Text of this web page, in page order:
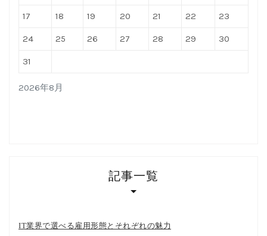
2026年8月
17 18 19 20 21 22 23
24 25 26 27 28 29 30
31
記事一覧
IT業界で選べる雇用形態とそれぞれの魅力